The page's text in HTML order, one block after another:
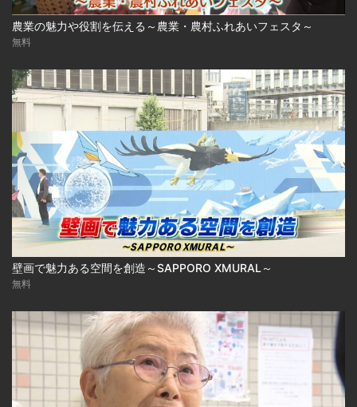
農業の魅力や役割を伝える～農業・農村ふれあいフェスタ～
無料
壁画で魅力ある空間を創造～SAPPORO XMURAL～
無料